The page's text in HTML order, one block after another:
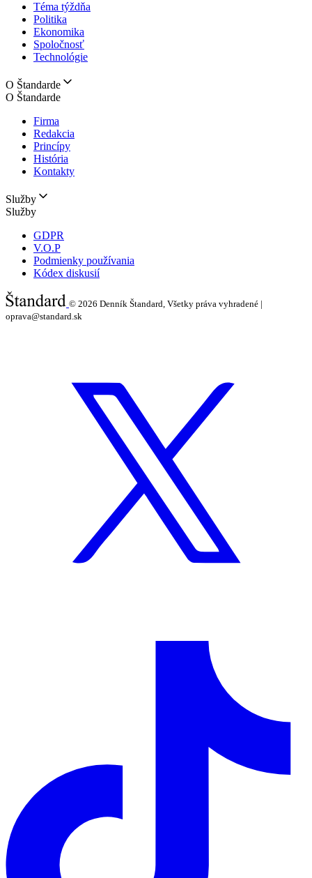
Téma týždňa
Politika
Ekonomika
Spoločnosť
Technológie
O Štandarde
O Štandarde
Firma
Redakcia
Princípy
História
Kontakty
Služby
Služby
GDPR
V.O.P
Podmienky používania
Kódex diskusií
© 2026 Denník Štandard, Všetky práva vyhradené |
oprava@standard.sk